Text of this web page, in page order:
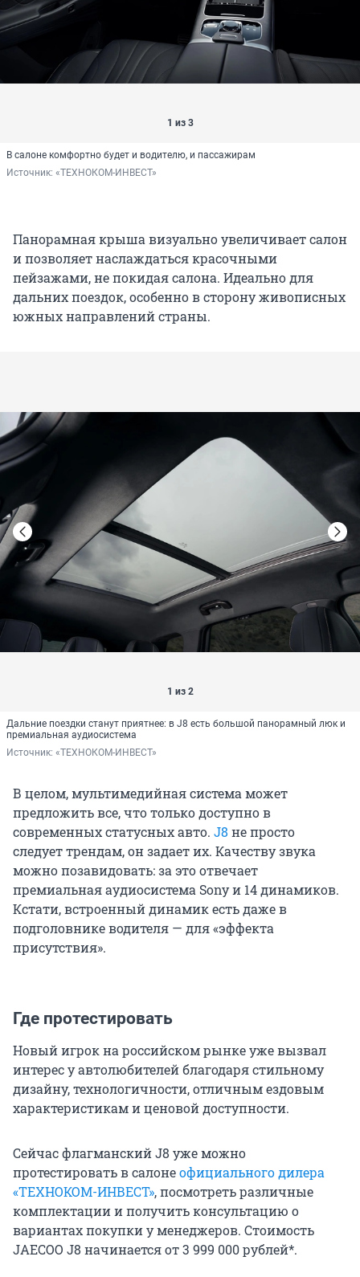
1 из 3
В салоне комфортно будет и водителю, и пассажирам
Источник: «ТЕХНОКОМ-ИНВЕСТ»
Панорамная крыша визуально увеличивает салон
и позволяет наслаждаться красочными
пейзажами, не покидая салона. Идеально для
дальних поездок, особенно в сторону живописных
южных направлений страны.
1 из 2
Дальние поездки станут приятнее: в J8 есть большой панорамный люк и
премиальная аудиосистема
Источник: «ТЕХНОКОМ-ИНВЕСТ»
В целом, мультимедийная система может
предложить все, что только доступно в
современных статусных авто. J8 не просто
следует трендам, он задает их. Качеству звука
можно позавидовать: за это отвечает
премиальная аудиосистема Sony и 14 динамиков.
Кстати, встроенный динамик есть даже в
подголовнике водителя — для «эффекта
присутствия».
Где протестировать
Новый игрок на российском рынке уже вызвал
интерес у автолюбителей благодаря стильному
дизайну, технологичности, отличным ездовым
характеристикам и ценовой доступности.
Сейчас флагманский J8 уже можно
протестировать в салонеофициального дилера
«ТЕХНОКОМ-ИНВЕСТ», посмотреть различные
комплектации и получить консультацию о
вариантах покупки у менеджеров. Стоимость
JAECOO J8 начинается от 3 999 000 рублей*.